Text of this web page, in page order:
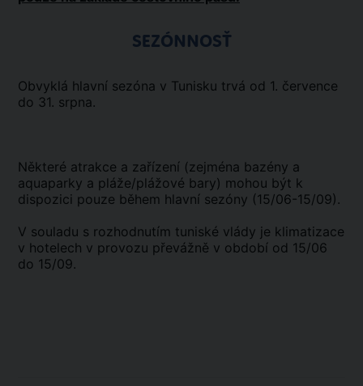
SEZÓNNOSŤ
Obvyklá hlavní sezóna v Tunisku trvá od 1. července
do 31. srpna.
Některé atrakce a zařízení (zejména bazény a
aquaparky a pláže/plážové bary) mohou být k
dispozici pouze během hlavní sezóny (15/06-15/09).
V souladu s rozhodnutím tuniské vlády je klimatizace
v hotelech v provozu převážně v období od 15/06
do 15/09.